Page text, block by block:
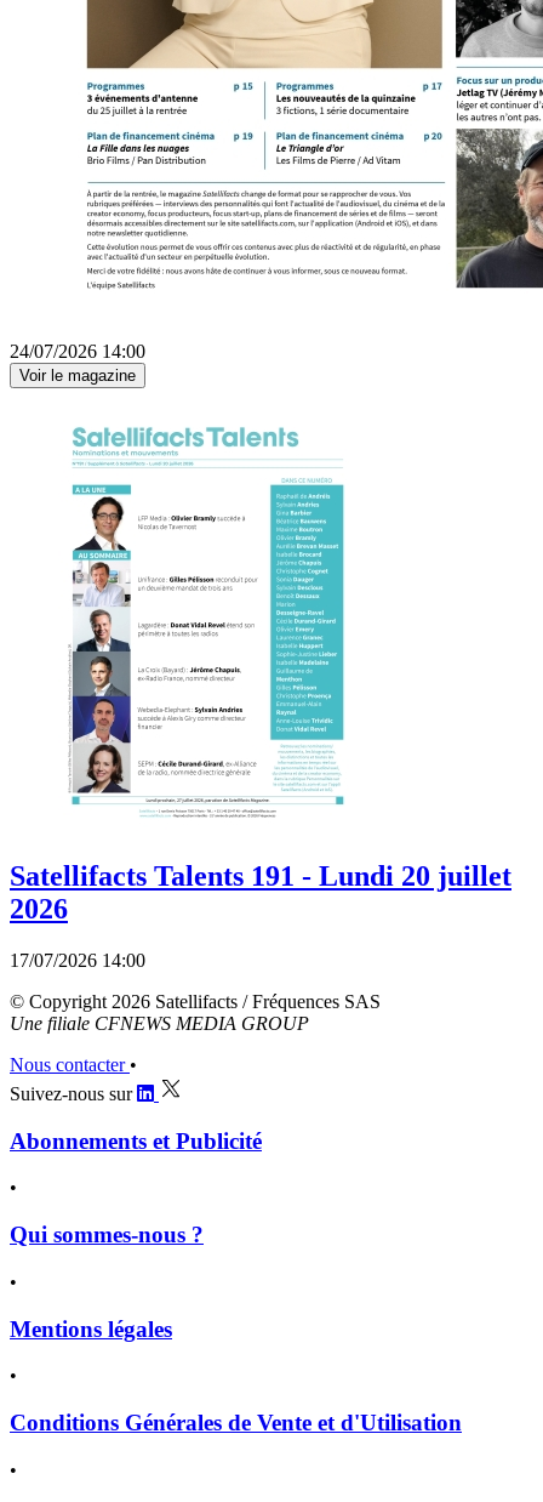
24/07/2026 14:00
Voir le magazine
Satellifacts Talents 191 - Lundi 20 juillet
2026
17/07/2026 14:00
© Copyright 2026 Satellifacts / Fréquences SAS
Une filiale CFNEWS MEDIA GROUP
Nous contacter •
Suivez-nous sur
Abonnements et Publicité
•
Qui sommes-nous ?
•
Mentions légales
•
Conditions Générales de Vente et d'Utilisation
•